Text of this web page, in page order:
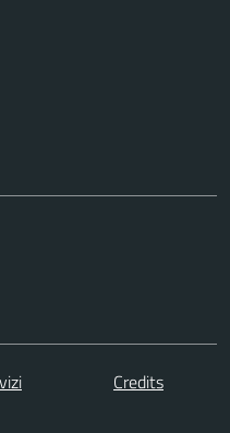
Credits